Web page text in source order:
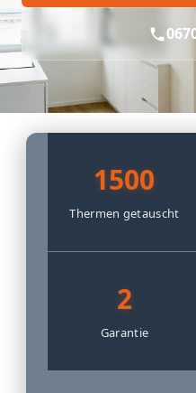
1500
Thermen getauscht
2
Garantie